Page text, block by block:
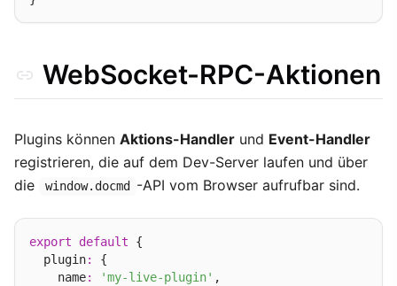
WebSocket-RPC-Aktionen
Plugins können Aktions-Handler und Event-Handler
registrieren, die auf dem Dev-Server laufen und über
die
window.docmd -API vom Browser aufrufbar sind.
export default {
  plugin
:
{
    name
: 'my-live-plugin' ,